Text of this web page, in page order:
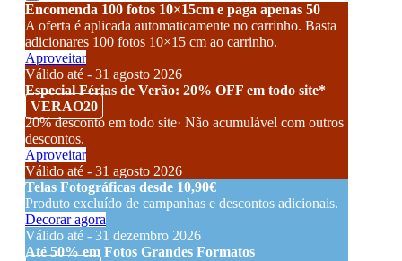
Encomenda 100 fotos 10×15cm e paga apenas 50
A oferta é aplicada automaticamente no carrinho. Basta
adicionares 100 fotos 10×15 cm ao carrinho.
Aproveitar
Válido até - 31 agosto 2026
Especial Férias de Verão: 20% OFF em todo site*
VERAO20
20% desconto em todo site· Não acumulável com outros
descontos.
Aproveitar
Válido até - 31 agosto 2026
Telas Fotográficas desde 10,90€
Produto excluído de campanhas e descontos adicionais.
Decorar agora
Válido até - 31 dezembro 2026
Até 50% em Fotos Grandes Formatos